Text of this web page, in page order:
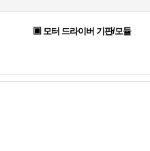
▣ 모터 드라이버 기판/모듈